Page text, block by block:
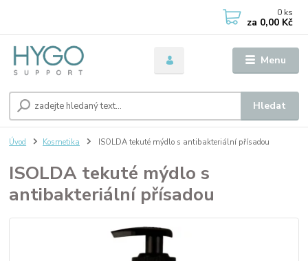
Menu
Hledat
0 ks
za 0,00 Kč
Úvod Kosmetika ISOLDA tekuté mýdlo s antibakteriální přísadou
ISOLDA tekuté mýdlo s
antibakteriální přísadou